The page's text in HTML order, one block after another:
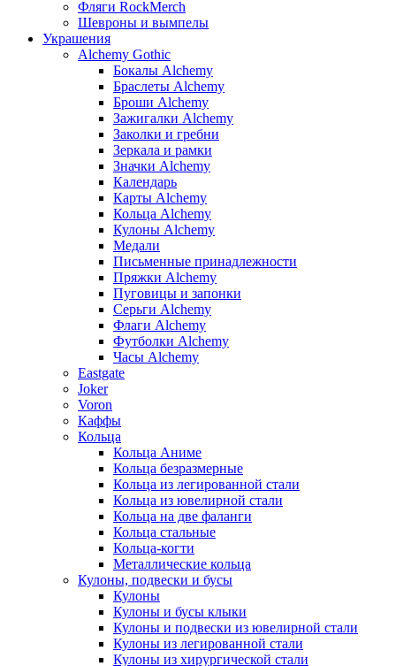
Фляги RockMerch
Шевроны и вымпелы
Украшения
Alchemy Gothic
Бокалы Alchemy
Браслеты Alchemy
Броши Alchemy
Зажигалки Alchemy
Заколки и гребни
Зеркала и рамки
Значки Alchemy
Календарь
Карты Alchemy
Кольца Alchemy
Кулоны Alchemy
Медали
Письменные принадлежности
Пряжки Alchemy
Пуговицы и запонки
Серьги Alchemy
Флаги Alchemy
Футболки Alchemy
Часы Alchemy
Eastgate
Joker
Voron
Каффы
Кольца
Кольца Аниме
Кольца безразмерные
Кольца из легированной стали
Кольца из ювелирной стали
Кольца на две фаланги
Кольца стальные
Кольца-когти
Металлические кольца
Кулоны, подвески и бусы
Кулоны
Кулоны и бусы клыки
Кулоны и подвески из ювелирной стали
Кулоны из легированной стали
Кулоны из хирургической стали